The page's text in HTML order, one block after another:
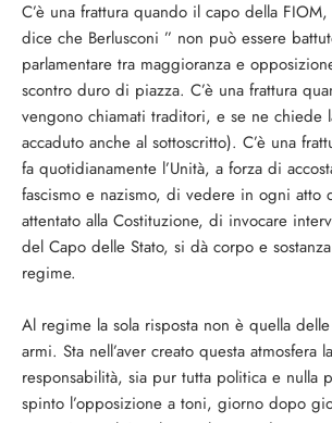
C’è una frattura quando il capo della
dice che Berlusconi ” non può essere
parlamentare tra maggioranza e
scontro duro di piazza. C’è una frattura
vengono chiamati traditori, e se ne chiede
accaduto anche al sottoscritto). C’è una
fa quotidianamente l’Unità, a forza di
fascismo e nazismo, di vedere in ogni atto
attentato alla Costituzione, di invocare
del Capo delle Stato, si dà corpo e
regime.
Al regime la sola risposta non è quella
armi. Sta nell’aver creato questa atmosfera
responsabilità, sia pur tutta politica e nulla
spinto l’opposizione a toni, giorno dopo